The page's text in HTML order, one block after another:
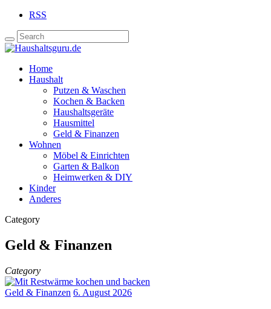
RSS
Home
Haushalt
Putzen & Waschen
Kochen & Backen
Haushaltsgeräte
Hausmittel
Geld & Finanzen
Wohnen
Möbel & Einrichten
Garten & Balkon
Heimwerken & DIY
Kinder
Anderes
Category
Geld & Finanzen
Category
Geld & Finanzen 6. August 2026